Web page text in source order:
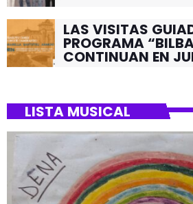
LAS VISITAS
PROGRAMA
CONTINUAN EN
LISTA MUSICAL